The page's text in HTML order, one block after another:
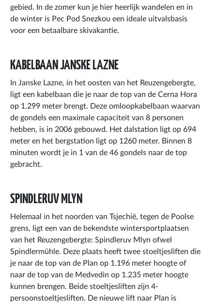
gebied. In de zomer kun je hier heerlijk wandelen en in
de winter is Pec Pod Snezkou een ideale uitvalsbasis
voor een betaalbare skivakantie.
KABELBAAN JANSKE LAZNE
In Janske Lazne, in het oosten van het Reuzengebergte,
ligt een kabelbaan die je naar de top van de Cerna Hora
op 1.299 meter brengt. Deze omloopkabelbaan waarvan
de gondels een maximale capaciteit van 8 personen
hebben, is in 2006 gebouwd. Het dalstation ligt op 694
meter en het bergstation ligt op 1260 meter. Binnen 8
minuten wordt je in 1 van de 46 gondels naar de top
gebracht.
SPINDLERUV MLYN
Helemaal in het noorden van Tsjechië, tegen de Poolse
grens, ligt een van de bekendste wintersportplaatsen
van het Reuzengebergte: Spindleruv Mlyn ofwel
Spindlermühle. Deze plaats heeft twee stoeltjesliften die
je naar de top van de Plan op 1.196 meter hoogte of
naar de top van de Medvedin op 1.235 meter hoogte
kunnen brengen. Beide stoeltjesliften zijn 4-
persoonstoeltjesliften. De nieuwe lift naar Plan is